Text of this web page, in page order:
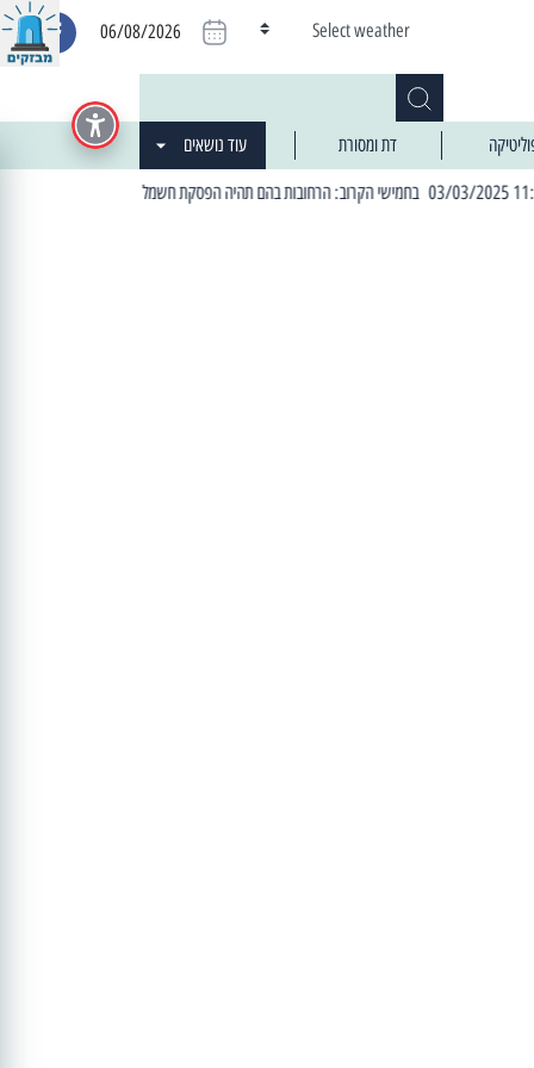
Select weather
06/08/2026
דת ומסורת עוד נושאים
| 06:19 25/03/2024 "מה חדש בעיר": המדור שבו תתעדכנו על כל מה ש... חדש